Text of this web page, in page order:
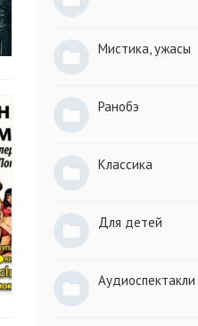
Мистика, ужасы
Ранобэ
Классика
Для детей
Аудиоспектакли